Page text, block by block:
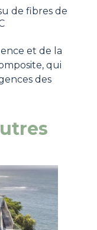
de fibres de
et de la
qui
des